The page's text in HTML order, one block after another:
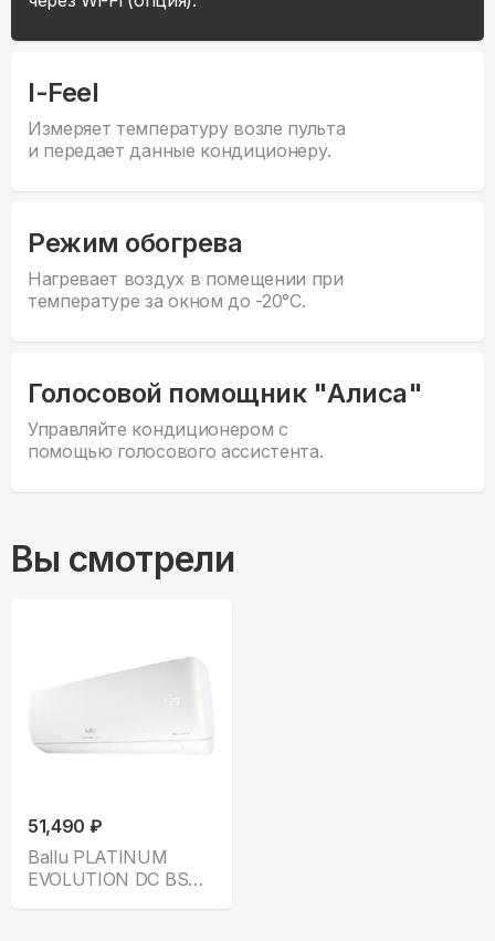
I-Feel
Измеряет температуру возле пульта
и передает данные кондиционеру.
Режим обогрева
Нагревает воздух в помещении при
температуре за окном до -20°С.
Голосовой помощник "Алиса"
Управляйте кондиционером с
помощью голосового ассистента.
Вы смотрели
51,490 ₽
Ballu PLATINUM
EVOLUTION DC BSUI-